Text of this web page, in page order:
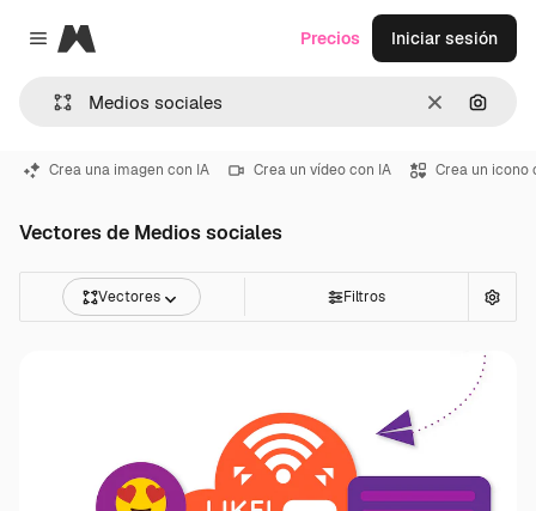
Close menu
Magnific
Borrar
Precios Iniciar sesión
Crea una imagen con IA Crea un vídeo con IA Crea un icono
Vectores de Medios sociales
Vectores Filtros